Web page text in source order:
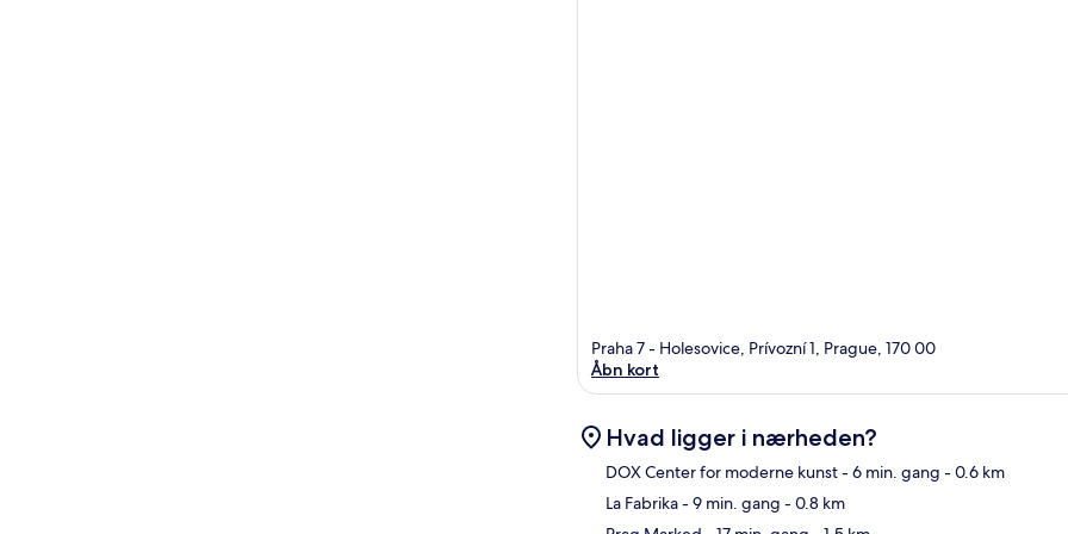
Praha 7 - Holesovice, Prívozní 1, Prague, 170 00
Åbn kort
Hvad ligger i nærheden?
DOX Center for moderne kunst- 6 min. gang - 0.6 km
La Fabrika- 9 min. gang - 0.8 km